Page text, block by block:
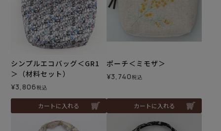
シンプルエコバッグ＜GR1
＞（材料セット）
¥3,806税込
カートに入れる
ポーチ＜ミモザ＞
¥3,740税込
カートに入れる